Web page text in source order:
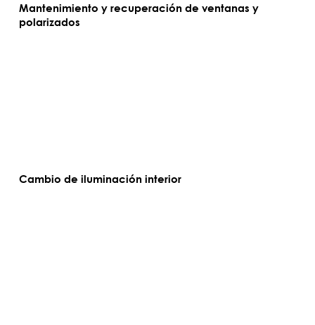
Mantenimiento y recuperación de ventanas y
polarizados
Cambio de iluminación interior